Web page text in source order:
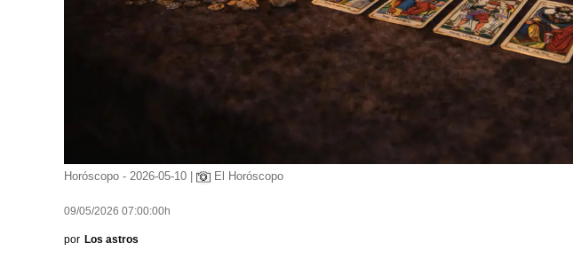
Horóscopo - 2026-05-10 | El Horóscopo
09/05/2026 07:00:00h
por Los astros